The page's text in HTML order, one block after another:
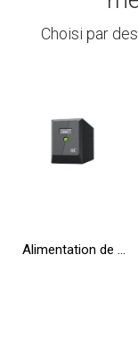
Choisi par
Alimentation de secours UPS Greencell 2000VA 1200W PowerProof avec écran LCD